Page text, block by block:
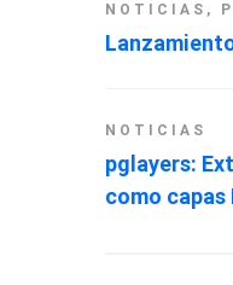
NOTICIAS ,
NOTICIAS
pglayers:
como